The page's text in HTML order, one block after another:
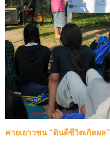
ค่ายเยาวชน “ดินดีชีวิตเกิดผล”